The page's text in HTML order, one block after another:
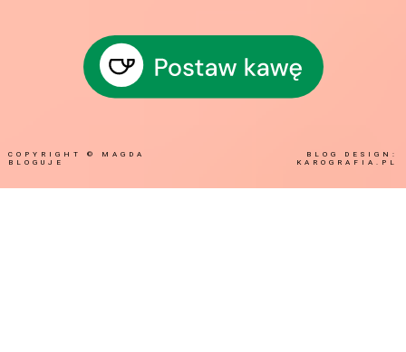
COPYRIGHT ©
MAGDA
BLOGUJE
BLOG DESIGN:
KAROGRAFIA.PL